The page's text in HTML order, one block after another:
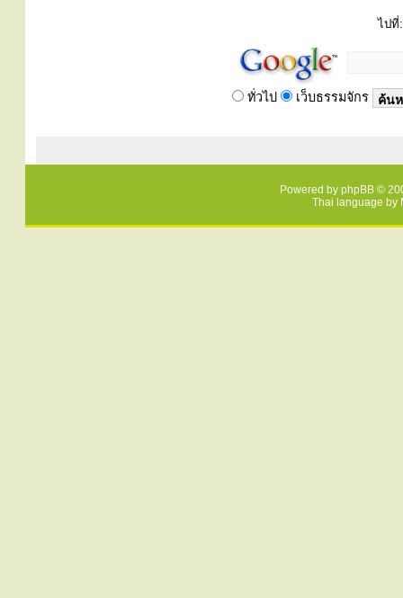
ไปที่:
ทั่วไป เว็บธรรมจักร
Powered by phpBB ©
Thai language by